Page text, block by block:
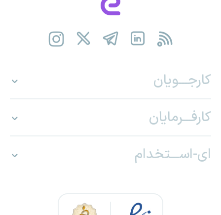
کارجـــویان
کارفـــرمایان
ای-اســـتخدام